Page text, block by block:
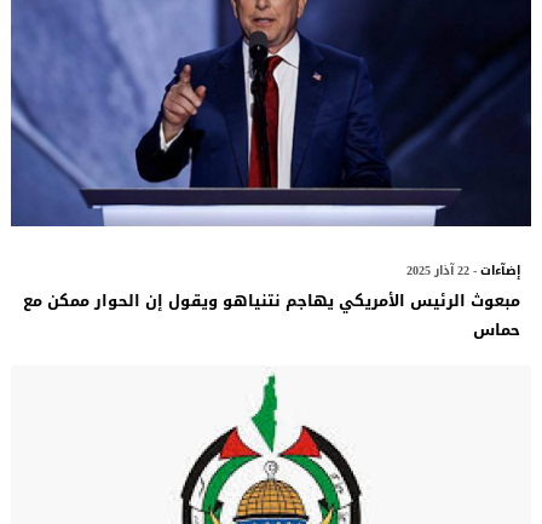
إضآءات- 22 آذار 2025
مبعوث الرئيس الأمريكي يهاجم نتنياهو ويقول إن الحوار ممكن مع
حماس